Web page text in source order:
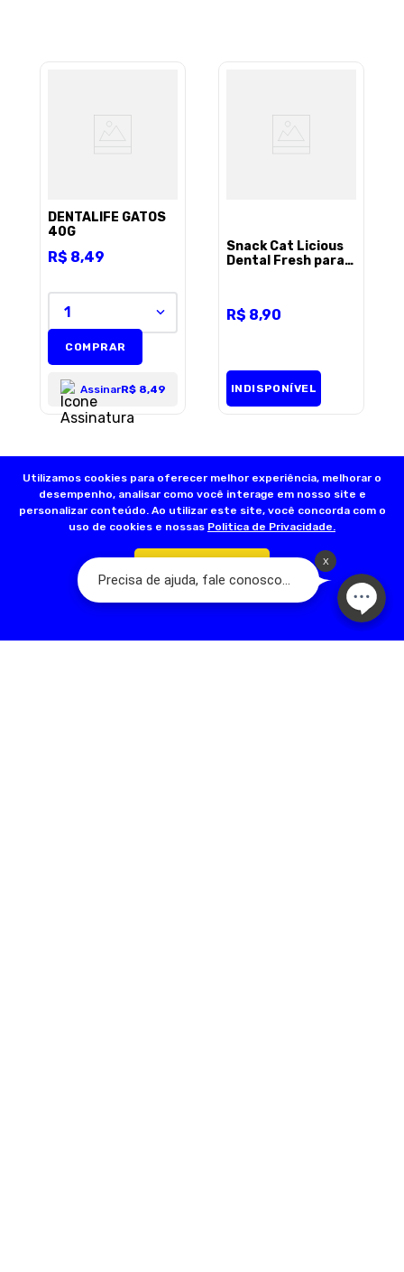
Utilizamos cookies para oferecer melhor experiência, melhorar o
desempenho, analisar como você interage em nosso site e
personalizar conteúdo. Ao utilizar este site, você concorda com o
uso de cookies e nossas Politica de Privacidade.
DENTALIFE GATOS
40G
R$ 8,49
1
COMPRAR
AssinarR$ 8,49
Snack Cat Licious
Dental Fresh para
R$ 8,90
INDISPONÍVEL